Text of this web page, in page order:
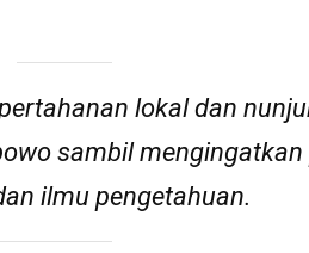
lokal dan
sambil mengingatkan
ilmu pengetahuan.